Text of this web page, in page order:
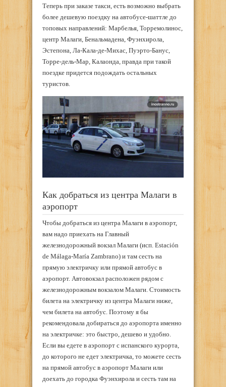
Теперь при заказе такси, есть возможно выбрать
более дешевую поездку на автобусе-шаттле до
топовых направлений: Марбелья, Торремолинос,
центр Малаги, Бенальмадена, Фуэнхирола,
Эстепона, Ла-Кала-де-Михас, Пуэрто-Банус,
Торре-дель-Мар, Калаонда, правда при такой
поездке придется подождать остальных
туристов.
Как добраться из центра Малаги в
аэропорт
Чтобы добраться из центра Малаги в аэропорт,
вам надо приехать на Главный
железнодорожный вокзал Малаги (исп. Estación
de Málaga-María Zambrano) и там сесть на
прямую электричку или прямой автобус в
аэропорт. Автовокзал расположен рядом с
железнодорожным вокзалом Малаги. Стоимость
билета на электричку из центра Малаги ниже,
чем билета на автобус. Поэтому я бы
рекомендовала добираться до аэропорта именно
на электричке: это быстро, дешево и удобно.
Если вы едете в аэропорт с испанского курорта,
до которого не едет электричка, то можете сесть
на прямой автобус в аэропорт Малаги или
доехать до городка Фуэнхирола и сесть там на